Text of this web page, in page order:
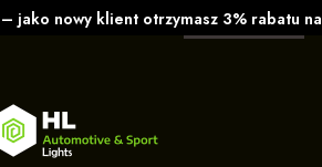
polski zł